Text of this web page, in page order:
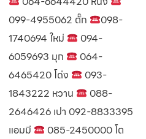
099-4955062 ตั๊ก
098-
1740694 ใหม่
094-
6059693 มุก
064-
6465420 โด่ง
093-
1843222 หวาน
088-
2646426 เปา 092-8833395
แอมมี
085-2450000 โต